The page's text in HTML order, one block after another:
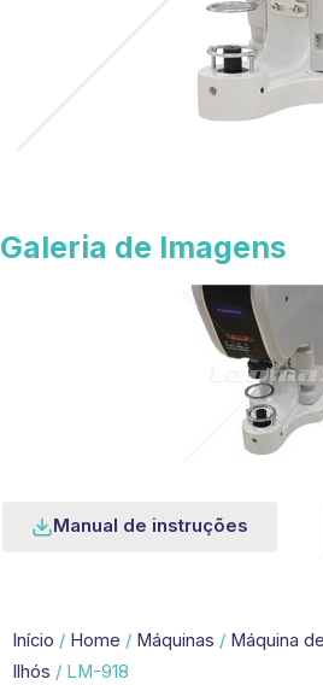
Galeria de Imagens
Manual de instruções
Início / Home / Máquinas / Máquina
Ilhós / LM-918